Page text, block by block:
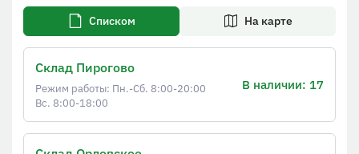
Списком На карте
Склад Пирогово
Режим работы: Пн.-Сб. 8:00-20:00
Вс. 8:00-18:00
В наличии: 17